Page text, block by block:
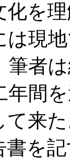
化を
は現
筆者
年間
て来
を